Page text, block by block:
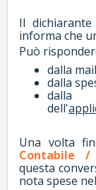
Il dichiarante
informa che
Può
dalla
dalla
dalla
dell'
Una volta
Contabile /
questa
nota spese